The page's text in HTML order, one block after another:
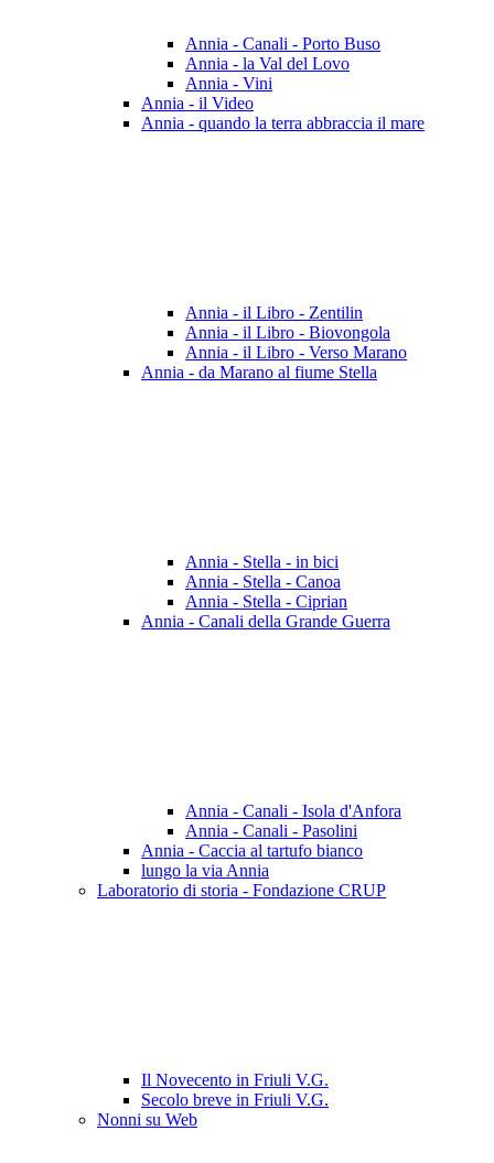
Annia - Canali - Porto Buso
Annia - la Val del Lovo
Annia - Vini
Annia - il Video
Annia - quando la terra abbraccia il mare
Annia - il Libro - Zentilin
Annia - il Libro - Biovongola
Annia - il Libro - Verso Marano
Annia - da Marano al fiume Stella
Annia - Stella - in bici
Annia - Stella - Canoa
Annia - Stella - Ciprian
Annia - Canali della Grande Guerra
Annia - Canali - Isola d'Anfora
Annia - Canali - Pasolini
Annia - Caccia al tartufo bianco
lungo la via Annia
Laboratorio di storia - Fondazione CRUP
Il Novecento in Friuli V.G.
Secolo breve in Friuli V.G.
Nonni su Web